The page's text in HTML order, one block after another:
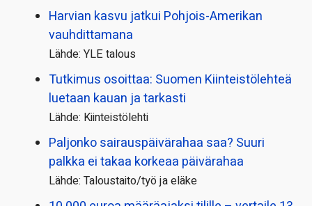
Harvian kasvu jatkui Pohjois-Amerikan
vauhdittamana
Lähde: YLE talous
Tutkimus osoittaa: Suomen Kiinteistölehteä
luetaan kauan ja tarkasti
Lähde: Kiinteistölehti
Paljonko sairauspäivä­rahaa saa? Suuri
palkka ei takaa korkeaa päivärahaa
Lähde: Taloustaito/työ ja eläke